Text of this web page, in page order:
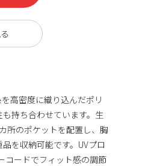
高密度に織り込んだポリ
持ち合わせています。生
所のポケットを配置し、胸
を収納可能です。UVプロ
コードでフィット感の調節